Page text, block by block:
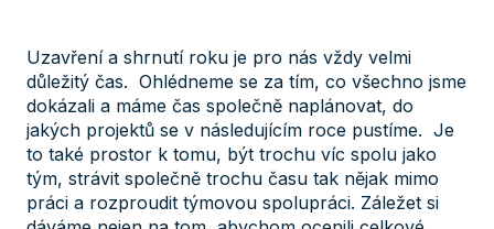
Uzavření a shrnutí roku je pro nás vždy velmi
důležitý čas. Ohlédneme se za tím, co všechno jsme
dokázali a máme čas společně naplánovat, do
jakých projektů se v následujícím roce pustíme. Je
to také prostor k tomu, být trochu víc spolu jako
tým, strávit společně trochu času tak nějak mimo
práci a rozproudit týmovou spolupráci. Záležet si